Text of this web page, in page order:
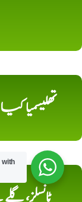
تھلیسمیا
ٹانسلز،